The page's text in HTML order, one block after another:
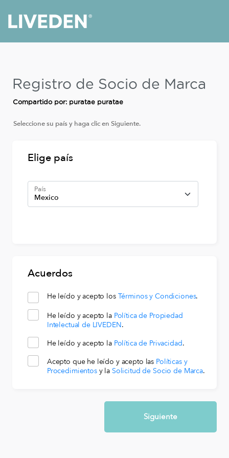
Registro de Socio de Marca
Compartido por: puratae puratae
Seleccione su país y haga clic en Siguiente.
Elige país
País
Acuerdos
He leído y acepto los Términos y Condiciones.
He leído y acepto la Política de Propiedad
Intelectual de LIVEDEN.
He leído y acepto la Política de Privacidad.
Acepto que he leído y acepto las Políticas y
Procedimientosy la Solicitud de Socio de Marca.
Siguiente